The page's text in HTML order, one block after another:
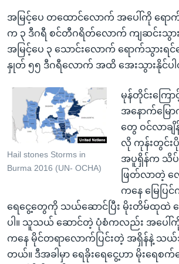
အမြင့်ပေ တထောင်လောက် အပေါ်ကို ရော
က ၃ ဒီဂရီ စင်တီဂရိတ်လောက် ကျဆင်းသွ
အမြင့်ပေ ၃ သောင်းလောက် ရောက်သွား
နှုတ် ၅၅ ဒီဂရီလောက် အထိ အေးသွားနိုင်ပ
Hail stones Storms in
Burma 2016 (UN- OCHA)
မုန်တိုင်းကြော
အနောက်မြ
တွေ ဝင်လာချိ
လို ကုန်းတွင်း
အပူရှိန်က သိပ်
ဖြတ်လာတဲ့ လ
ကနေ မြေပြ
ရေငွေ့တွေကို သယ်ဆောင်ပြီး မိုးတိမ်ထုထဲ
ပါ။ သူသယ် ဆောင်တဲ့ ပုံစံကလည်း အပေါ်ကို
ကနေ မိုင်တရာလောက်ပြင်းတဲ့ အရှိန်နဲ့ သယ်သွ
တယ်။ ဒီအခါမှာ ရေခိုးရေငွေ့ဟာ မိုးရေစက်